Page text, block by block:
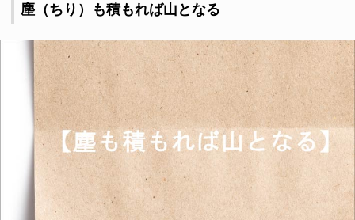
塵（ちり）も積もれば山となる